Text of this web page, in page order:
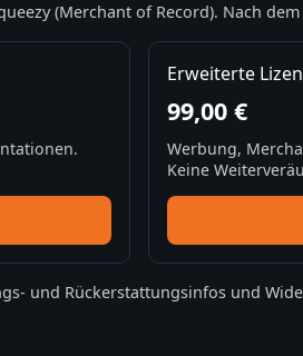
(Merchant of Record). Nach
Erweiterte
99,00 €
Werbung,
Keine
und Rückerstattungsinfos und